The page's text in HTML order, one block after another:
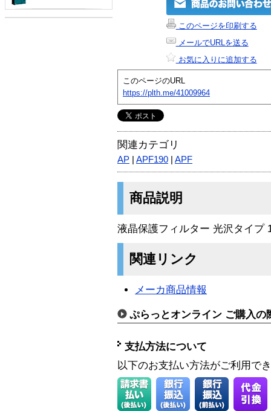
このページを印刷する
メールでURLを送る
お気に入りに追加する
このページのURL
https://plth.me/41009964
関連カテゴリ
AP APF190 APF
商品説明
液晶保護フィルター 光沢タイプ
関連リンク
メーカ商品情報
ぷらっとオンライン ご購入の
支払方法について
以下のお支払い方法がご利用で